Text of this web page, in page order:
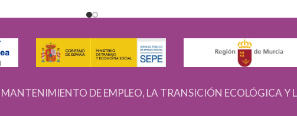
MANTENIMIENTO DE EMPLEO, LA TRANSICIÓN ECOLÓGICA